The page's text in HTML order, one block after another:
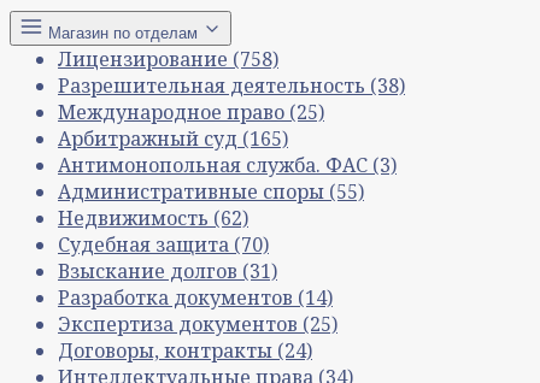
Магазин по отделам
Лицензирование (758)
Разрешительная деятельность (38)
Международное право (25)
Арбитражный суд (165)
Антимонопольная служба. ФАС (3)
Административные споры (55)
Недвижимость (62)
Судебная защита (70)
Взыскание долгов (31)
Разработка документов (14)
Экспертиза документов (25)
Договоры, контракты (24)
Интеллектуальные права (34)